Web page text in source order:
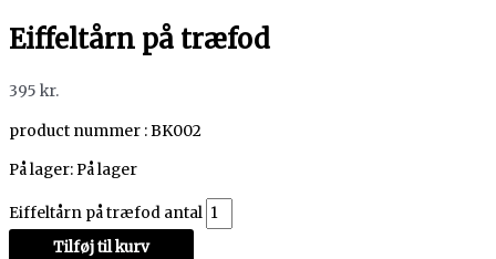
Eiffeltårn på træfod
395 kr.
product nummer : BK002
På lager: På lager
Eiffeltårn på træfod antal
Tilføj til kurv